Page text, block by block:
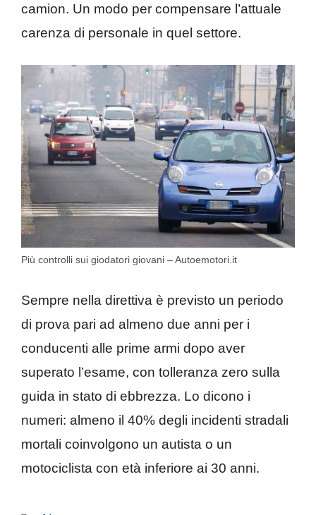
camion. Un modo per compensare l’attuale
carenza di personale in quel settore.
Più controlli sui giodatori giovani – Autoemotori.it
Sempre nella direttiva è previsto un periodo
di prova pari ad almeno due anni per i
conducenti alle prime armi dopo aver
superato l’esame, con tolleranza zero sulla
guida in stato di ebbrezza. Lo dicono i
numeri: almeno il 40% degli incidenti stradali
mortali coinvolgono un autista o un
motociclista con età inferiore ai 30 anni.